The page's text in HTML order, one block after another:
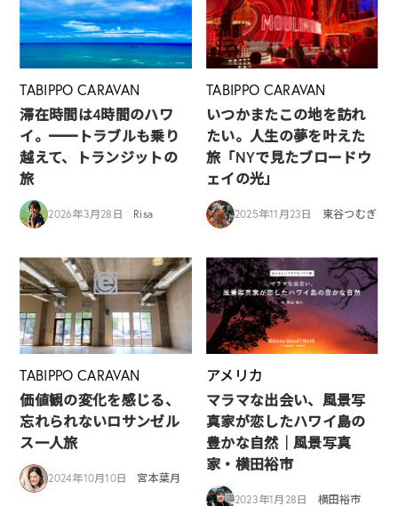
TABIPPO CARAVAN
滞在時間は4時間のハワ
イ。━━トラブルも乗り
越えて、トランジットの
旅
2026年3月28日 Risa
TABIPPO CARAVAN
いつかまたこの地を訪れ
たい。人生の夢を叶えた
旅「NYで見たブロードウ
ェイの光」
2025年11月23日 東谷つむぎ
TABIPPO CARAVAN
価値観の変化を感じる、
忘れられないロサンゼル
ス一人旅
2024年10月10日 宮本葉月
アメリカ
マラマな出会い、風景写
真家が恋したハワイ島の
豊かな自然｜風景写真
家・横田裕市
2023年1月28日 横田裕市